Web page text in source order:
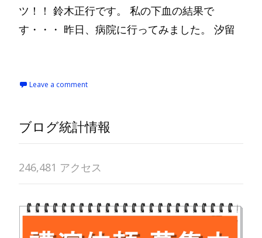
ツ！！ 鈴木正行です。 私の下血の結果で
す・・・ 昨日、病院に行ってみました。 汐留
Leave a comment
ブログ統計情報
246,481 アクセス